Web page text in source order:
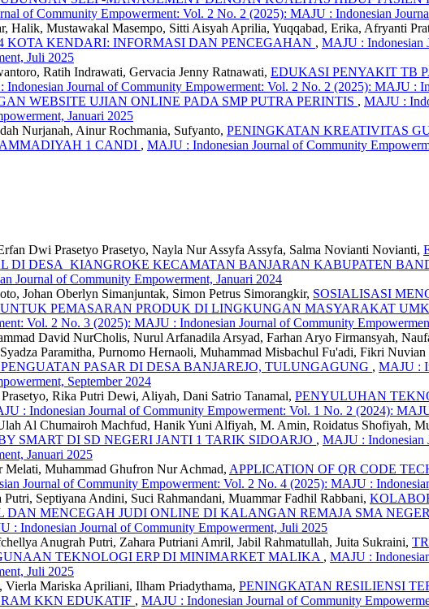
of Community Empowerment: Vol. 2 No. 2 (2025): MAJU : Indonesian
Halik, Mustawakal Masempo, Sitti Aisyah Aprilia, Yuqqabad, Erika, Afryanti
KOTA KENDARI: INFORMASI DAN PENCEGAHAN , MAJU : Indonesian
Juli 2025
Ratih Indrawati, Gervacia Jenny Ratnawati, EDUKASI PENYAKIT TB
Indonesian Journal of Community Empowerment: Vol. 2 No. 2 (2025): MAJU :
WEBSITE UJIAN ONLINE PADA SMP PUTRA PERINTIS , MAJU :
Januari 2025
Nurjanah, Ainur Rochmania, Sufyanto, PENINGKATAN KREATIVITAS
1 CANDI , MAJU : Indonesian Journal of Community
Dwi Prasetyo Prasetyo, Nayla Nur Assyfa Assyfa, Salma Novianti Novianti,
DI DESA KIANGROKE KECAMATAN BANJARAN KABUPATEN
Journal of Community Empowerment, Januari 2024
Johan Oberlyn Simanjuntak, Simon Petrus Simorangkir, SOSIALISASI
PEMASARAN PRODUK DI LINGKUNGAN MASYARAKAT
Vol. 2 No. 3 (2025): MAJU : Indonesian Journal of Community
David NurCholis, Nurul Arfanadila Arsyad, Farhan Aryo Firmansyah,
Paramitha, Purnomo Hernaoli, Muhammad Misbachul Fu'adi, Fikri
PASAR DI DESA BANJAREJO, TULUNGAGUNG , MAJU :
September 2024
Rika Putri Dewi, Aliyah, Dani Satrio Tanamal, PENYULUHAN
: Indonesian Journal of Community Empowerment: Vol. 1 No. 2 (2024):
Al Chumairoh Machfud, Hanik Yuni Alfiyah, M. Amin, Roidatus Shofiyah,
SMART DI SD NEGERI JANTI 1 TARIK SIDOARJO , MAJU : Indonesian
Januari 2025
Muhammad Ghufron Nur Achmad, APPLICATION OF QR CODE
Journal of Community Empowerment: Vol. 2 No. 4 (2025): MAJU :
Septiyana Andini, Suci Rahmandani, Muammar Fadhil Rabbani,
MENCEGAH JUDI ONLINE DI KALANGAN REMAJA SMA
: Indonesian Journal of Community Empowerment, Juli 2025
Anugrah Putri, Zahara Putriani Amril, Jabil Rahmatullah, Juita Sukraini,
TEKNOLOGI ERP DI MINIMARKET MALIKA , MAJU :
Juli 2025
Vierla Mariska Apriliani, Ilham Priadythama, PENINGKATAN RESILIENSI
KKN EDUKATIF , MAJU : Indonesian Journal of Community